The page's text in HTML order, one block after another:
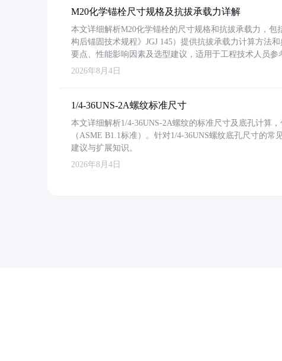
M20化学锚栓尺寸规格及抗拔承载力详解
本文详细解析M20化学锚栓的尺寸规格和抗拔承载力，
构后锚固技术规程》JGJ 145）提供抗拔承载力计算方法
要点、性能影响因素及选型建议，适用于工程技术人员参
2026年8月4日
1/4-36UNS-2A螺纹标准尺寸
本文详细解析1/4-36UNS-2A螺纹的标准尺寸及底孔计算
（ASME B1.1标准）。针对1/4-36UNS螺纹底孔尺寸的
建议与扩展知识。
2026年8月4日